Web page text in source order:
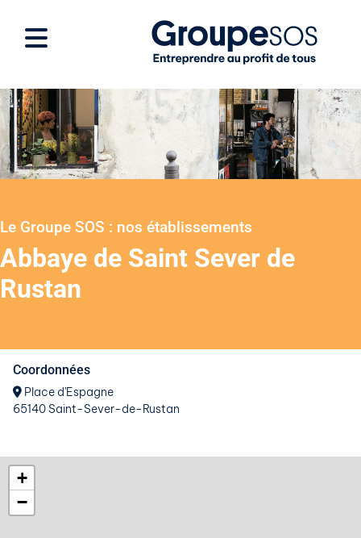
Le Groupe SOS : nos établissements
Abbaye de Saint Sever de
Rustan
Coordonnées
Place d'Espagne
65140 Saint-Sever-de-Rustan
+
−